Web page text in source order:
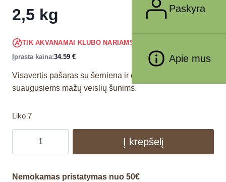
Paskyra
Apie mus
2,5 kg
TIK AKVANAMAI KLUBO NARIAMS
Įprasta kaina:34.59 €
Visavertis pašaras su šerniena ir obuoliais skirtas
suaugusiems mažų veislių šunims.
Liko 7
Į krepšelį
Nemokamas pristatymas nuo 50€